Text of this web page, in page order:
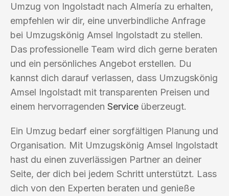
Umzug von Ingolstadt nach Almería zu erhalten,
empfehlen wir dir, eine unverbindliche Anfrage
bei Umzugskönig Amsel Ingolstadt zu stellen.
Das professionelle Team wird dich gerne beraten
und ein persönliches Angebot erstellen. Du
kannst dich darauf verlassen, dass Umzugskönig
Amsel Ingolstadt mit transparenten Preisen und
einem hervorragenden Service überzeugt.
Ein Umzug bedarf einer sorgfältigen Planung und
Organisation. Mit Umzugskönig Amsel Ingolstadt
hast du einen zuverlässigen Partner an deiner
Seite, der dich bei jedem Schritt unterstützt. Lass
dich von den Experten beraten und genieße